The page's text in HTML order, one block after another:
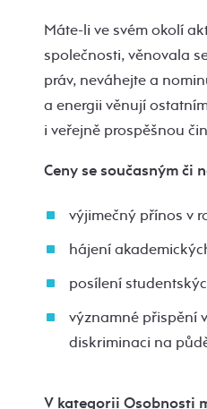
Máte-li ve svém okolí
společnosti, věnovala
práv, neváhejte a
a energii věnují
i veřejně prospěšnou
Ceny se současným či
výjimečný přínos v
hájení
posílení
významné přispění
diskriminaci na
V kategorii Osobnosti